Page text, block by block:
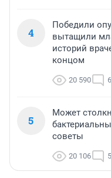
4
Победили
вытащили
историй
концом
20 590 6
5
Может
советы
20 106 5